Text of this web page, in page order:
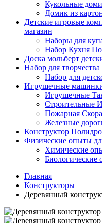
Кукольные
Домик из
Детские игровые
магазин
Наборы для
Набор Кухня
Доска мольберт
Набор для творчества
Набор для
Игрушечные
Игрушечные
Строительные
Пожарная
Железные
Конструктор
Физические опыты
Химические
Биологические
Главная
Конструкторы
Деревянный